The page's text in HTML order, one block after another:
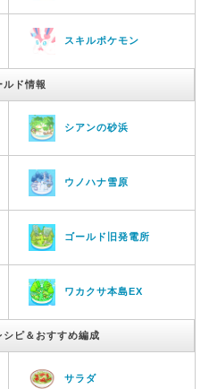
スキルポケモン
ルド情報
シアンの砂浜
ウノハナ雪原
ゴールド旧発電所
ワカクサ本島EX
ピ＆おすすめ編成
サラダ